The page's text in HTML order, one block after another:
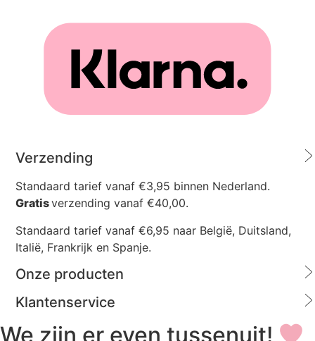
Verzending
Standaard tarief vanaf €3,95 binnen Nederland.
Gratisverzending vanaf €40,00.
Standaard tarief vanaf €6,95 naar België, Duitsland,
Italië, Frankrijk en Spanje.
Onze producten
Klantenservice
We zijn er even tussenuit!